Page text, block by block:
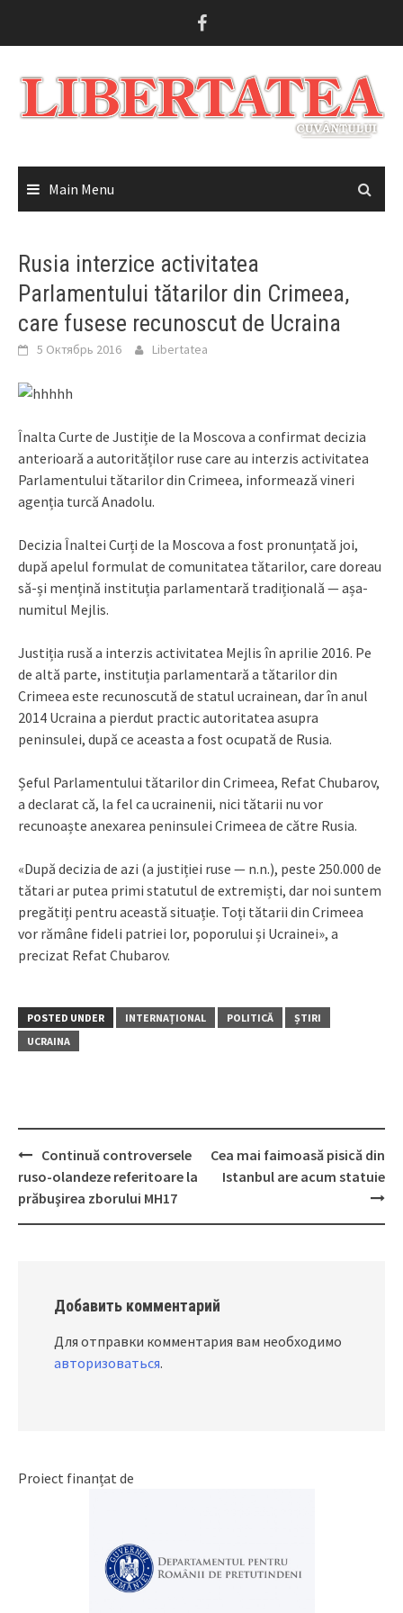
Main Menu
Rusia interzice activitatea
Parlamentului tătarilor din Crimeea,
care fusese recunoscut de Ucraina
5 Октябрь 2016 Libertatea
Înalta Curte de Justiție de la Moscova a confirmat decizia
anterioară a autorităților ruse care au interzis activitatea
Parlamentului tătarilor din Crimeea, informează vineri
agenția turcă Anadolu.
Decizia Înaltei Curți de la Moscova a fost pronunțată joi,
după apelul formulat de comunitatea tătarilor, care doreau
să-și mențină instituția parlamentară tradițională — așa-
numitul Mejlis.
Justiția rusă a interzis activitatea Mejlis în aprilie 2016. Pe
de altă parte, instituția parlamentară a tătarilor din
Crimeea este recunoscută de statul ucrainean, dar în anul
2014 Ucraina a pierdut practic autoritatea asupra
peninsulei, după ce aceasta a fost ocupată de Rusia.
Șeful Parlamentului tătarilor din Crimeea, Refat Chubarov,
a declarat că, la fel ca ucrainenii, nici tătarii nu vor
recunoaște anexarea peninsulei Crimeea de către Rusia.
«După decizia de azi (a justiției ruse — n.n.), peste 250.000 de
tătari ar putea primi statutul de extremiști, dar noi suntem
pregătiți pentru această situație. Toți tătarii din Crimeea
vor rămâne fideli patriei lor, poporului și Ucrainei», a
precizat Refat Chubarov.
POSTED UNDER INTERNAŢIONAL POLITICĂ
ȘTIRI
UCRAINA
Post
navigation
Continuă controversele
ruso-olandeze referitoare la
prăbuşirea zborului MH17
Cea mai faimoasă pisică din
Istanbul are acum statuie
Добавить комментарий
Для отправки комментария вам необходимо
авторизоваться.
Proiect finanțat de